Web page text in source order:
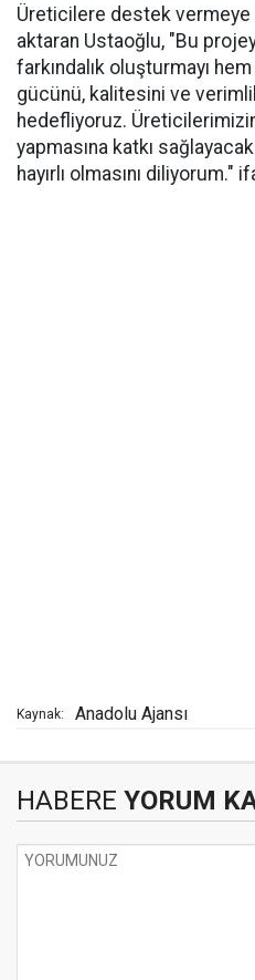
Üreticilere destek
aktaran Ustaoğlu, "Bu
farkındalık oluşturmayı
gücünü, kalitesini ve
hedefliyoruz.
yapmasına katkı
hayırlı olmasını diliyorum."
Kaynak: Anadolu Ajansı
HABERE YORUM